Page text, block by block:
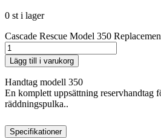
0 st i lager
Cascade Rescue Model 350
Lägg till i varukorg
Handtag modell 350
En komplett uppsättning reservhandtag
räddningspulka..
Specifikationer